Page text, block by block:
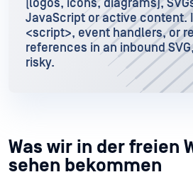
JavaScript or active content.
<script>, event handlers, or
references in an inbound
risky.
Was wir in der freien
sehen bekommen